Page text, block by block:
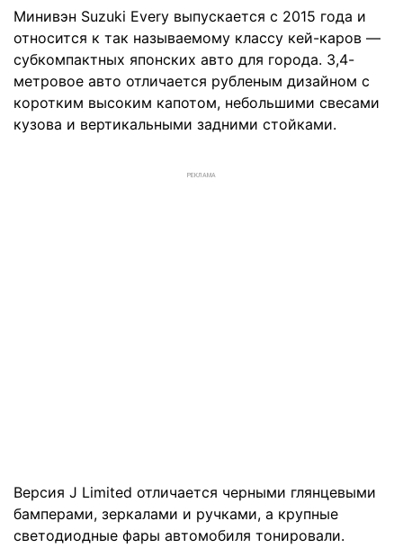
Минивэн Suzuki Every выпускается с 2015 года и
относится к так называемому классу кей-каров —
субкомпактных японских авто для города. 3,4-
метровое авто отличается рубленым дизайном с
коротким высоким капотом, небольшими свесами
кузова и вертикальными задними стойками.
РЕКЛАМА
Версия J Limited отличается черными глянцевыми
бамперами, зеркалами и ручками, а крупные
светодиодные фары автомобиля тонировали.